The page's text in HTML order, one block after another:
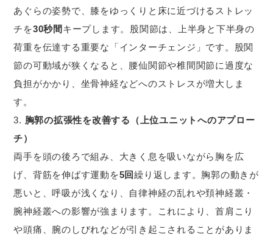
あぐらの姿勢で、膝をゆっくりと床に近づけるストレッ
チを30秒間 キープします。股関節は、上半身と下半身の
荷重を伝達する重要な「インターチェンジ」です。股関
節の可動域が狭くなると、腰仙関節や椎間関節に過度な
負担がかかり、坐骨神経などへのストレスが増大しま
す。
胸郭の拡張性を改善する（上位ユニットへのアプロー
チ）
両手を頭の後ろで組み、大きく息を吸いながら胸を広
げ、背筋を伸ばす運動を5回繰り返します。胸郭の動きが
悪いと、呼吸が浅くなり、自律神経の乱れや頚神経叢・
腕神経叢への影響が強まります。これにより、首肩こり
や頭痛、腕のしびれなどが引き起こされることがありま